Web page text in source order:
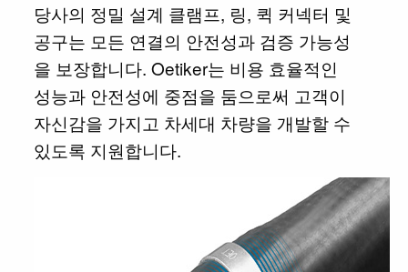
당사의 정밀 설계 클램프, 링, 퀵 커넥터 및
공구는 모든 연결의 안전성과 검증 가능성
을 보장합니다. Oetiker는 비용 효율적인
성능과 안전성에 중점을 둠으로써 고객이
자신감을 가지고 차세대 차량을 개발할 수
있도록 지원합니다.